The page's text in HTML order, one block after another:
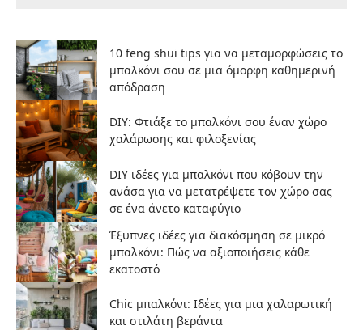
10 feng shui tips για να μεταμορφώσεις το
μπαλκόνι σου σε μια όμορφη καθημερινή
απόδραση
DIY: Φτιάξε το μπαλκόνι σου έναν χώρο
χαλάρωσης και φιλοξενίας
DIY ιδέες για μπαλκόνι που κόβουν την
ανάσα για να μετατρέψετε τον χώρο σας
σε ένα άνετο καταφύγιο
Έξυπνες ιδέες για διακόσμηση σε μικρό
μπαλκόνι: Πώς να αξιοποιήσεις κάθε
εκατοστό
Chic μπαλκόνι: Ιδέες για μια χαλαρωτική
και στιλάτη βεράντα